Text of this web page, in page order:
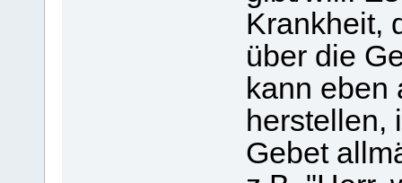
Krankheit,
über die
kann eben
herstellen,
Gebet